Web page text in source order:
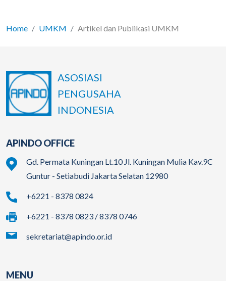
Home UMKM Artikel dan Publikasi UMKM
ASOSIASI
PENGUSAHA
INDONESIA
APINDO OFFICE
Gd. Permata Kuningan Lt.10 Jl. Kuningan Mulia Kav.9C
Guntur - Setiabudi Jakarta Selatan 12980
+6221 - 8378 0824
+6221 - 8378 0823 / 8378 0746
sekretariat@apindo.or.id
MENU